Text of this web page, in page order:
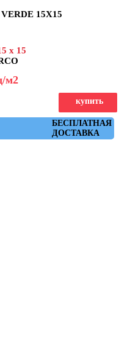
15X15
x 15
/м2
БЕСПЛАТНАЯ
ДОСТАВКА
купить